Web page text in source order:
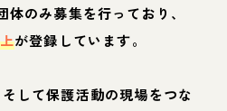
のみ募集を行っており、
が登録しています。
して保護活動の現場をつな